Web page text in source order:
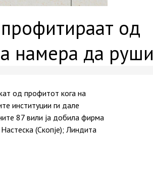
од
намера да руши
од профитот кога на
институции ги дале
87 вили ја добила фирма
(Скопје); Линдита